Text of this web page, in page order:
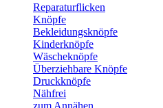
Reparaturflicken
Knöpfe
Bekleidungsknöpfe
Kinderknöpfe
Wäscheknöpfe
Überziehbare Knöpfe
Druckknöpfe
Nähfrei
zum Annähen